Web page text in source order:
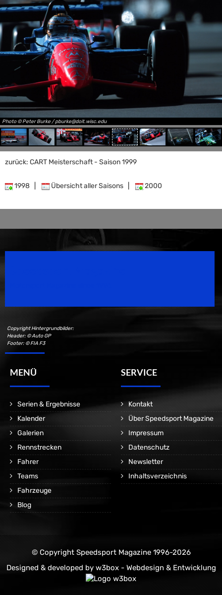
Photo © Peter Burke / pburke@doit.wisc.edu
zurück: CART Meisterschaft - Saison 1999
1998 Übersicht aller Saisons 2000
Copyright Hintergrundbilder:
Header: © Auto GP
Footer: © FIA F3
MENÜ
Serien & Ergebnisse
Kalender
Galerien
Rennstrecken
Fahrer
Teams
Fahrzeuge
Blog
SERVICE
Kontakt
Über Speedsport Magazine
Impressum
Datenschutz
Newsletter
Inhaltsverzeichnis
© Copyright Speedsport Magazine 1996-2026
Designed & developed by w3box - Webdesign & Entwicklung